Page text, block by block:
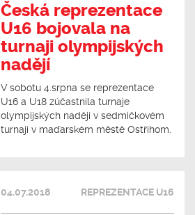
Česká reprezentace
U16 bojovala na
turnaji olympijských
nadějí
V sobotu 4.srpna se reprezentace
U16 a U18 zúčastnila turnaje
olympijských nadějí v sedmičkovém
turnaji v maďarském městě Ostřihom.
04.07.2018 REPREZENTACE U16